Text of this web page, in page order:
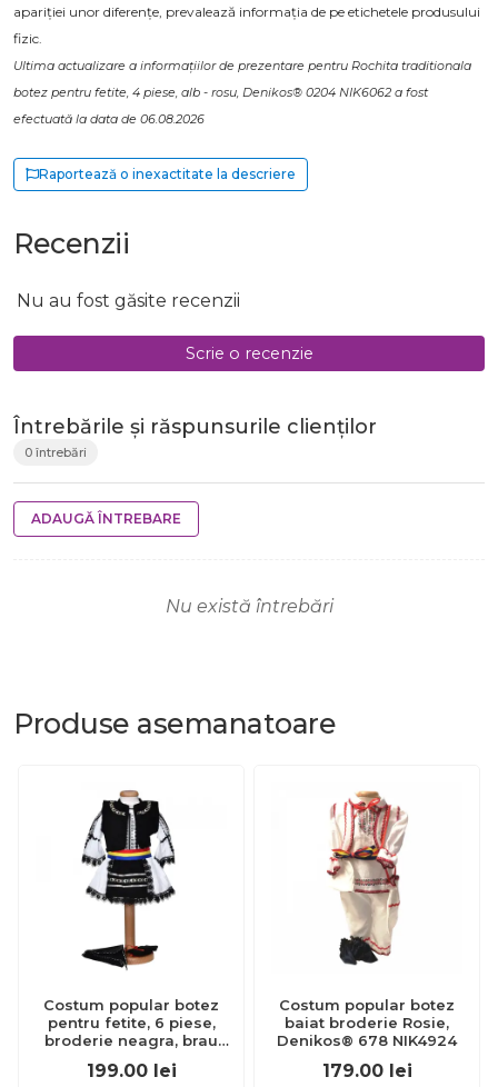
apariției unor diferențe, prevalează informația de pe etichetele produsului
fizic.
Ultima actualizare a informațiilor de prezentare pentru Rochita traditionala
botez pentru fetite, 4 piese, alb - rosu, Denikos® 0204 NIK6062 a fost
efectuată la data de 06.08.2026
Raportează o inexactitate la descriere
Recenzii
Nu au fost găsite recenzii
Scrie o recenzie
Întrebările și răspunsurile clienților
0 întrebări
ADAUGĂ ÎNTREBARE
Nu există întrebări
Produse asemanatoare
Costum popular botez
pentru fetite, 6 piese,
broderie neagra, brau
tricolor, Denikos® 1025
NIK5560
199.00 lei
Costum popular botez
baiat broderie Rosie,
Denikos® 678 NIK4924
179.00 lei